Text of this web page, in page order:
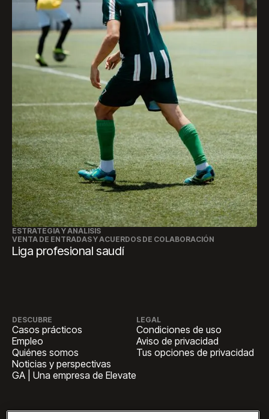
ESTRATEGIA Y ANÁLISIS
VENTA DE ENTRADAS Y ACUERDOS DE COLABORACIÓN
Liga profesional saudí
DESCUBRE
Casos prácticos
Empleo
Quiénes somos
Noticias y perspectivas
GA | Una empresa de Elevate
LEGAL
Condiciones de uso
Aviso de privacidad
Tus opciones de privacidad
SEDE CENTRAL